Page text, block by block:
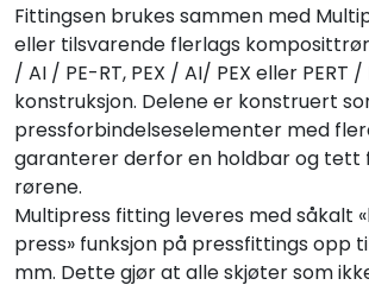
Fittingsen brukes sammen med
eller tilsvarende flerlags komposittrør
/ AI / PE-RT, PEX / AI/ PEX eller PERT /
konstruksjon. Delene er konstruert
pressforbindelseselementer med
garanterer derfor en holdbar og tett
rørene.
Multipress fitting leveres med såkalt
press» funksjon på pressfittings opp
mm. Dette gjør at alle skjøter som